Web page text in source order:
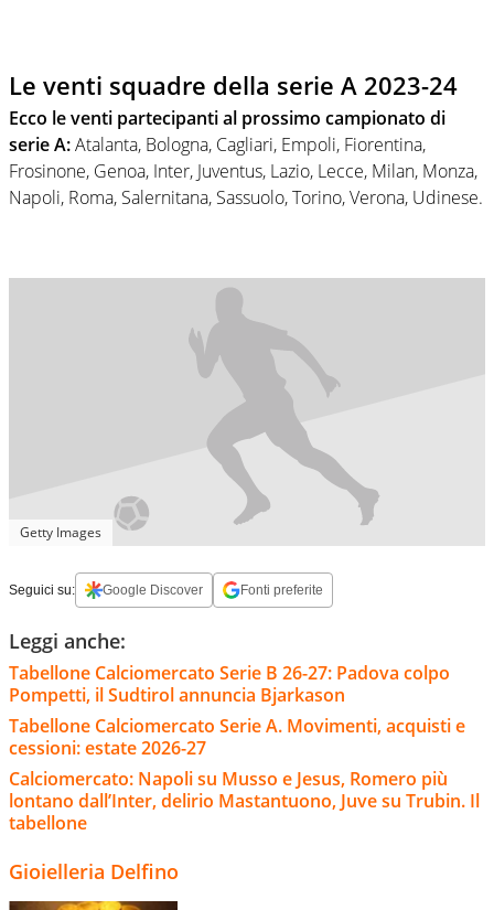
Le venti squadre della serie A 2023-24
Ecco le venti partecipanti al prossimo campionato di
serie A:Atalanta, Bologna, Cagliari, Empoli, Fiorentina,
Frosinone, Genoa, Inter, Juventus, Lazio, Lecce, Milan, Monza,
Napoli, Roma, Salernitana, Sassuolo, Torino, Verona, Udinese.
Getty Images
Seguici su: Google Discover Fonti preferite
Leggi anche:
Tabellone Calciomercato Serie B 26-27: Padova colpo
Pompetti, il Sudtirol annuncia Bjarkason
Tabellone Calciomercato Serie A. Movimenti, acquisti e
cessioni: estate 2026-27
Calciomercato: Napoli su Musso e Jesus, Romero più
lontano dall’Inter, delirio Mastantuono, Juve su Trubin. Il
tabellone
Gioielleria Delfino